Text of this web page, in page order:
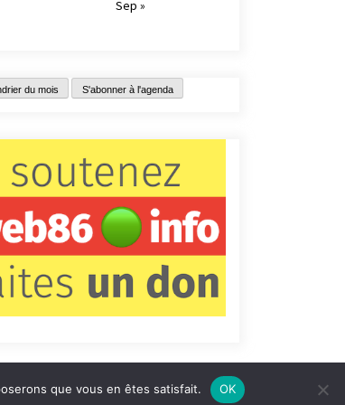
Sep »
du mois S'abonner à l'agenda
sommes-nous ? Informations légales
que vous en êtes satisfait. OK